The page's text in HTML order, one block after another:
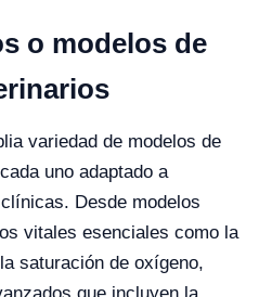
o modelos de
variedad de modelos de
uno adaptado a
Desde modelos
vitales esenciales como la
saturación de oxígeno,